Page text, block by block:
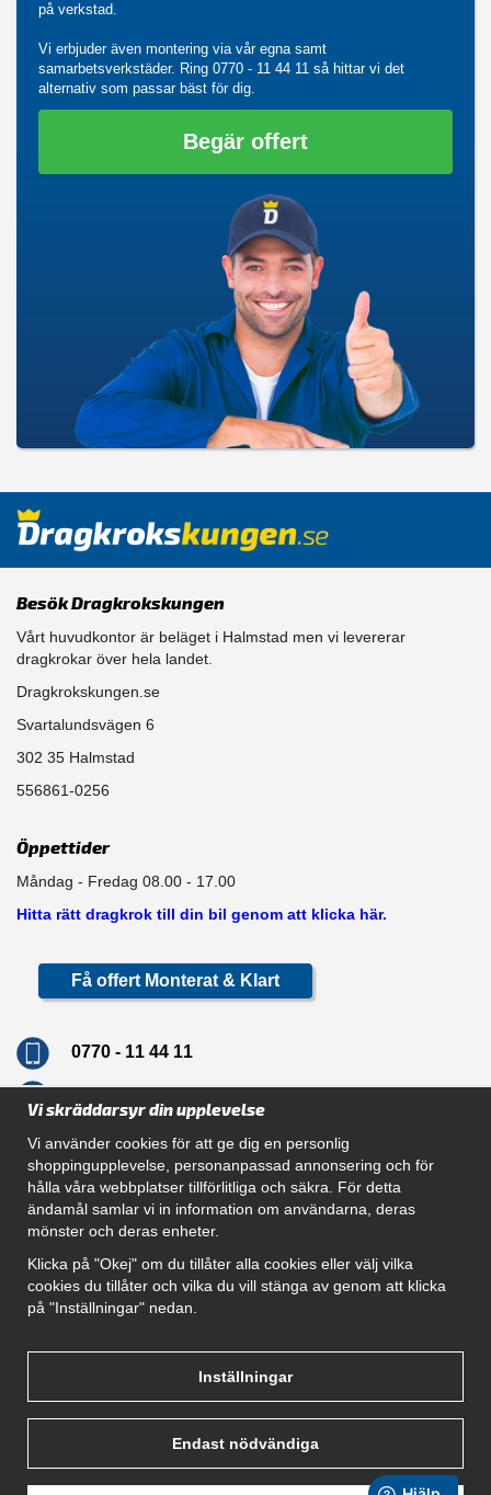
på verkstad.
Vi erbjuder även montering via vår egna samt
samarbetsverkstäder. Ring 0770 - 11 44 11 så hittar vi det
alternativ som passar bäst för dig.
Begär offert
Besök Dragkrokskungen
Vårt huvudkontor är beläget i Halmstad men vi levererar
dragkrokar över hela landet.
Dragkrokskungen.se
Svartalundsvägen 6
302 35 Halmstad
556861-0256
Öppettider
Måndag - Fredag 08.00 - 17.00
Hitta rätt dragkrok till din bil genom att klicka här.
Få offert Monterat & Klart
0770 - 11 44 11
Navigation
Hur beställer jag
Gör Det Själv Paket
Montera dragkrok
SUPPORT
Villkor
Vi skräddarsyr din upplevelse
Vi använder cookies för att ge dig en personlig
shoppingupplevelse, personanpassad annonsering och för
hålla våra webbplatser tillförlitliga och säkra. För detta
ändamål samlar vi in information om användarna, deras
mönster och deras enheter.
Klicka på "Okej" om du tillåter alla cookies eller välj vilka
cookies du tillåter och vilka du vill stänga av genom att klicka
på "Inställningar" nedan.
Inställningar
Endast nödvändiga